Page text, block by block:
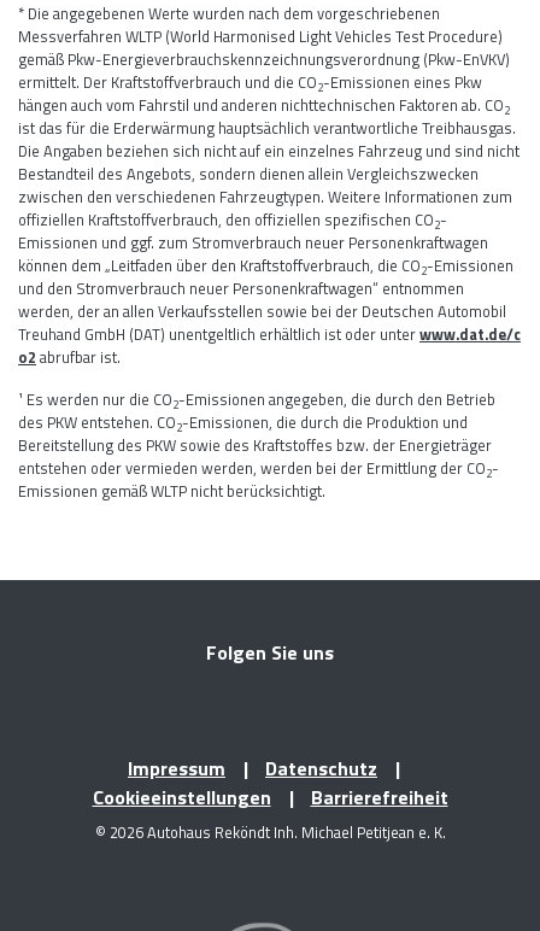
* Die angegebenen Werte wurden nach dem vorgeschriebenen
Messverfahren WLTP (World Harmonised Light Vehicles Test Procedure)
gemäß Pkw-Energieverbrauchskennzeichnungsverordnung (Pkw-EnVKV)
ermittelt. Der Kraftstoffverbrauch und die CO2-Emissionen eines Pkw
hängen auch vom Fahrstil und anderen nichttechnischen Faktoren ab. CO2
ist das für die Erderwärmung hauptsächlich verantwortliche Treibhausgas.
Die Angaben beziehen sich nicht auf ein einzelnes Fahrzeug und sind nicht
Bestandteil des Angebots, sondern dienen allein Vergleichszwecken
zwischen den verschiedenen Fahrzeugtypen. Weitere Informationen zum
offiziellen Kraftstoffverbrauch, den offiziellen spezifischen CO2-
Emissionen und ggf. zum Stromverbrauch neuer Personenkraftwagen
können dem „Leitfaden über den Kraftstoffverbrauch, die CO2-Emissionen
und den Stromverbrauch neuer Personenkraftwagen“ entnommen
werden, der an allen Verkaufsstellen sowie bei der Deutschen Automobil
Treuhand GmbH (DAT) unentgeltlich erhältlich ist oder unterwww.dat.de/c
o2 abrufbar ist.
¹ Es werden nur die CO2-Emissionen angegeben, die durch den Betrieb
des PKW entstehen. CO2-Emissionen, die durch die Produktion und
Bereitstellung des PKW sowie des Kraftstoffes bzw. der Energieträger
entstehen oder vermieden werden, werden bei der Ermittlung der CO2-
Emissionen gemäß WLTP nicht berücksichtigt.
Folgen Sie uns
Impressum
Datenschutz
Cookieeinstellungen
Barrierefreiheit
© 2026 Autohaus Reköndt Inh. Michael Petitjean e. K.